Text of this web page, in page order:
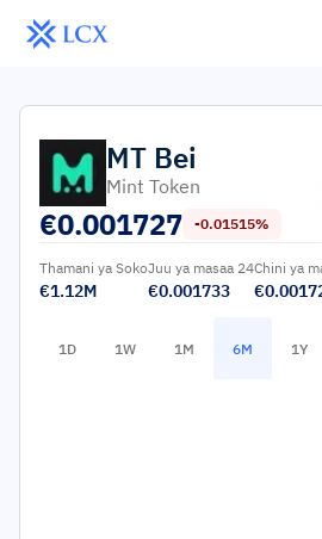
MT Bei
Mint Token
€0.001727 -0.01515%
Thamani ya Soko
€1.12M
Juu ya masaa 24
€0.001733
Chini ya
1D 1W 1M 6M 1Y